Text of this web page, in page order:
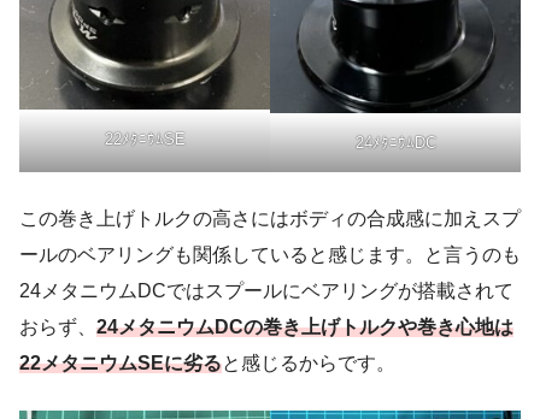
22ﾒﾀﾆｳﾑSE 24ﾒﾀﾆｳﾑDC
この巻き上げトルクの高さにはボディの合成感に加えスプ
ールのベアリングも関係していると感じます。と言うのも
24メタニウムDCではスプールにベアリングが搭載されて
おらず、 24メタニウムDCの巻き上げトルクや巻き心地は
22メタニウムSEに劣ると感じるからです。